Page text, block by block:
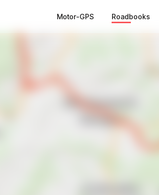
Motor-GPS Roadbooks